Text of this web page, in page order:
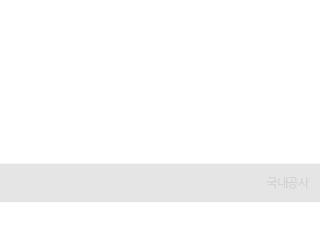
국내공사